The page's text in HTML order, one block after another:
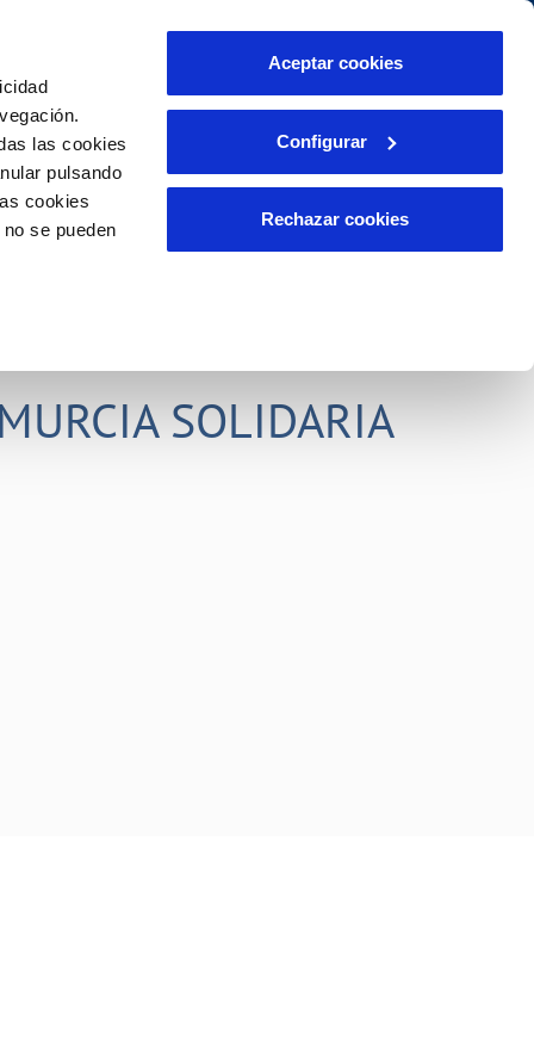
las cookies
pulsando
cookies
se pueden
Aceptar cookies
Configurar
Rechazar cookies
INCIDENCIAS
Comunica anomalías o posibles
PORTAL DE TRANSPARENCIA
Área de clientes
SOLIDARIA